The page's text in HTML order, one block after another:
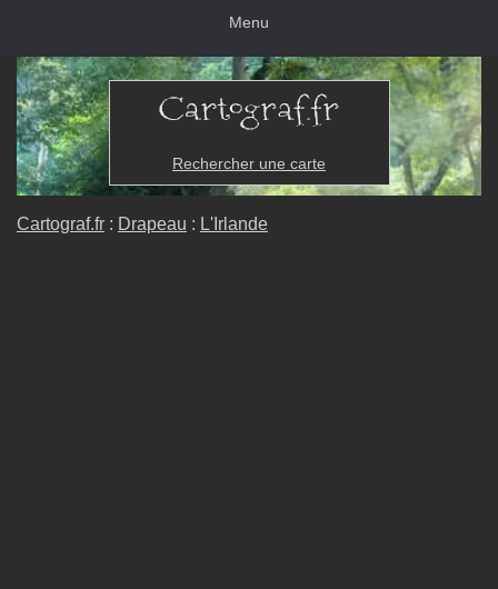
Menu
Rechercher une carte
Cartograf.fr : Drapeau : L'Irlande